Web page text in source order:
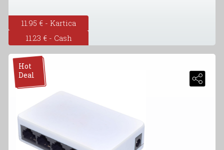
11.95 € - Kartica
11.23 € - Cash
Hot
Deal